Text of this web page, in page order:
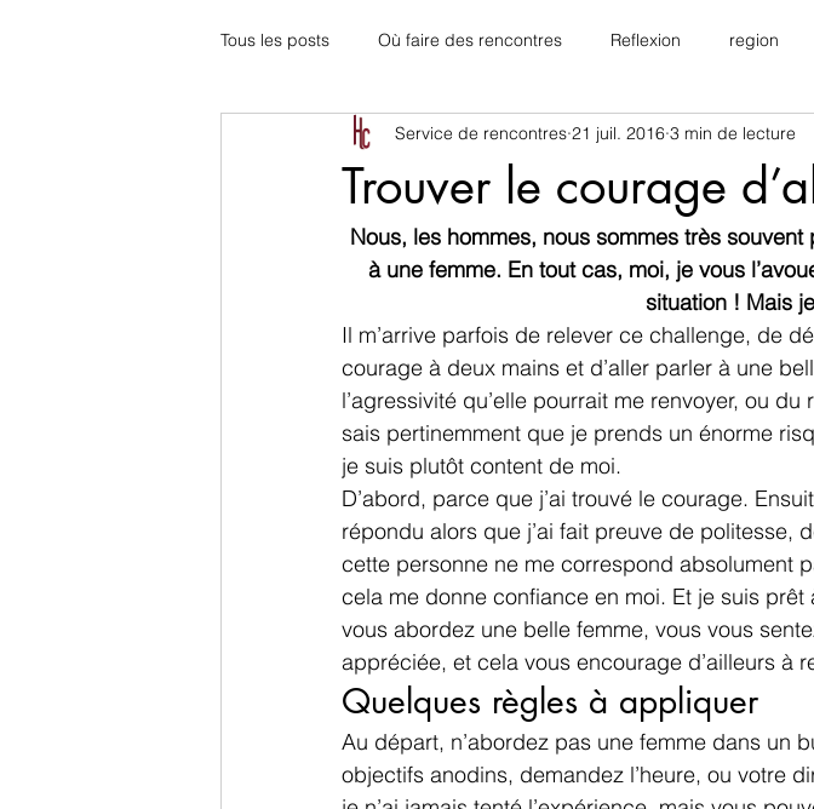
Tous les posts Où faire des rencontres Reflexion region
Trouver le courage
Service de rencontres 21 juil. 2016 3 min de lecture
Nous, les hommes, nous sommes très
à une femme. En tout cas, moi, je vous
situation ! Mais
Il m’arrive parfois de relever ce challenge, de
courage à deux mains et d’aller parler à une
l’agressivité qu’elle pourrait me renvoyer, ou
sais pertinemment que je prends un énorme
je suis plutôt content de moi.
D’abord, parce que j’ai trouvé le courage.
répondu alors que j’ai fait preuve de politesse,
cette personne ne me correspond absolument
cela me donne confiance en moi. Et je suis
vous abordez une belle femme, vous vous
appréciée, et cela vous encourage d’ailleurs à
Quelques règles à appliquer
Au départ, n’abordez pas une femme dans un
objectifs anodins, demandez l’heure, ou votre